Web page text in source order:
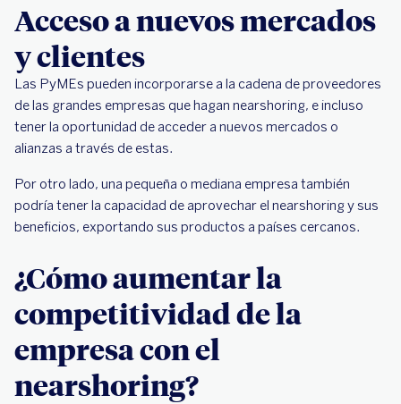
Acceso a nuevos mercados
y clientes
Las PyMEs pueden incorporarse a la cadena de proveedores
de las grandes empresas que hagan nearshoring, e incluso
tener la oportunidad de acceder a nuevos mercados o
alianzas a través de estas.
Por otro lado, una pequeña o mediana empresa también
podría tener la capacidad de aprovechar el nearshoring y sus
beneficios, exportando sus productos a países cercanos.
¿Cómo aumentar la
competitividad de la
empresa con el
nearshoring?